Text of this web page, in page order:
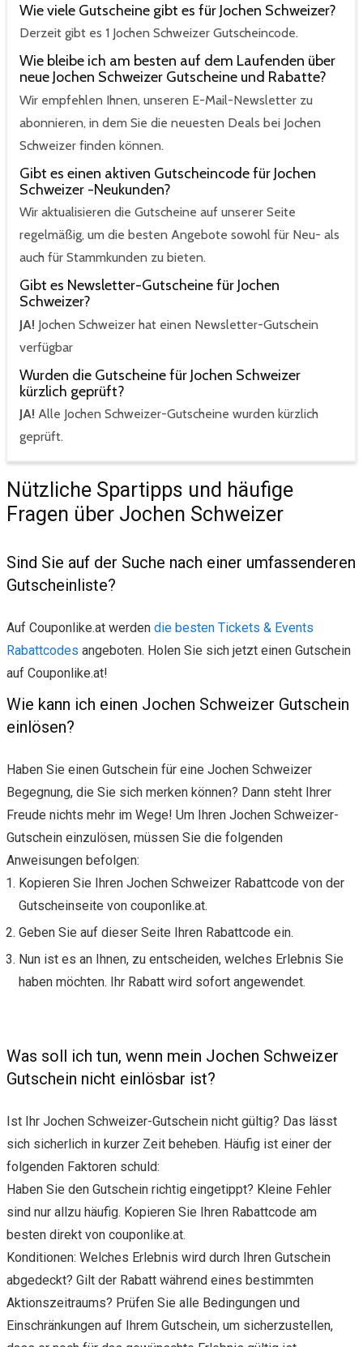
Wie viele Gutscheine gibt es für Jochen Schweizer?
Derzeit gibt es 1 Jochen Schweizer Gutscheincode.
Wie bleibe ich am besten auf dem Laufenden über
neue Jochen Schweizer Gutscheine und Rabatte?
Wir empfehlen Ihnen, unseren E-Mail-Newsletter zu
abonnieren, in dem Sie die neuesten Deals bei Jochen
Schweizer finden können.
Gibt es einen aktiven Gutscheincode für Jochen
Schweizer -Neukunden?
Wir aktualisieren die Gutscheine auf unserer Seite
regelmäßig, um die besten Angebote sowohl für Neu- als
auch für Stammkunden zu bieten.
Gibt es Newsletter-Gutscheine für Jochen
Schweizer?
JA! Jochen Schweizer hat einen Newsletter-Gutschein
verfügbar
Wurden die Gutscheine für Jochen Schweizer
kürzlich geprüft?
JA! Alle Jochen Schweizer-Gutscheine wurden kürzlich
geprüft.
Nützliche Spartipps und häufige
Fragen über Jochen Schweizer
Sind Sie auf der Suche nach einer umfassenderen
Gutscheinliste?
Auf Couponlike.at werden die besten Tickets & Events
Rabattcodes angeboten. Holen Sie sich jetzt einen Gutschein
auf Couponlike.at!
Wie kann ich einen Jochen Schweizer Gutschein
einlösen?
Haben Sie einen Gutschein für eine Jochen Schweizer
Begegnung, die Sie sich merken können? Dann steht Ihrer
Freude nichts mehr im Wege! Um Ihren Jochen Schweizer-
Gutschein einzulösen, müssen Sie die folgenden
Anweisungen befolgen:
Kopieren Sie Ihren Jochen Schweizer Rabattcode von der
Gutscheinseite von couponlike.at.
Geben Sie auf dieser Seite Ihren Rabattcode ein.
Nun ist es an Ihnen, zu entscheiden, welches Erlebnis Sie
haben möchten. Ihr Rabatt wird sofort angewendet.
Was soll ich tun, wenn mein Jochen Schweizer
Gutschein nicht einlösbar ist?
Ist Ihr Jochen Schweizer-Gutschein nicht gültig? Das lässt
sich sicherlich in kurzer Zeit beheben. Häufig ist einer der
folgenden Faktoren schuld:
Haben Sie den Gutschein richtig eingetippt? Kleine Fehler
sind nur allzu häufig. Kopieren Sie Ihren Rabattcode am
besten direkt von couponlike.at.
Konditionen: Welches Erlebnis wird durch Ihren Gutschein
abgedeckt? Gilt der Rabatt während eines bestimmten
Aktionszeitraums? Prüfen Sie alle Bedingungen und
Einschränkungen auf Ihrem Gutschein, um sicherzustellen,